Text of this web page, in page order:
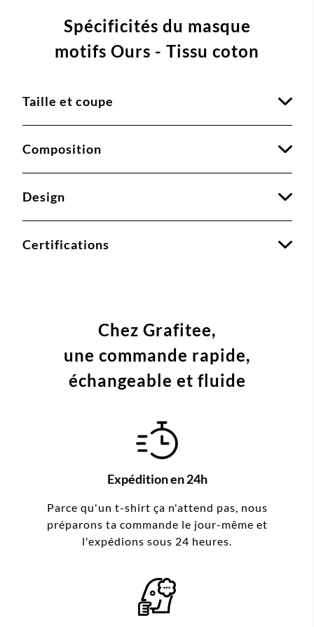
Spécificités du masque
motifs Ours - Tissu coton
Taille et coupe
Composition
Design
Certifications
Chez Grafitee,
une commande rapide,
échangeable et fluide
Expédition en 24h
Parce qu'un t-shirt ça n'attend pas, nous
préparons ta commande le jour-même et
l'expédions sous 24 heures.